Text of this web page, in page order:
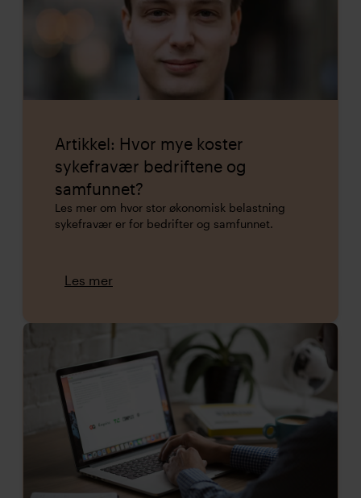
Artikkel: Hvor mye koster
sykefravær bedriftene og
samfunnet?
Les mer om hvor stor økonomisk belastning
sykefravær er for bedrifter og samfunnet.
Les mer